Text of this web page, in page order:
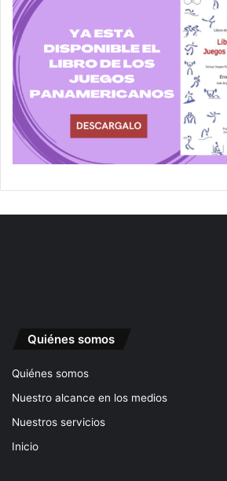
Quiénes somos
Quiénes somos
Nuestro alcance en los medios
Nuestros servicios
Inicio